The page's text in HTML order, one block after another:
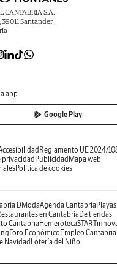
S.A.
Santander ,
app
Google Play
Reglamento UE 2024/
privacidad Publicidad Mapa web
Política de cookies
DModaAgenda Cantabria Playas
en Cantabria De tiendas
CantabriaHemeroteca
Foro Económico Empleo Cantabria
Navidad Lotería del Niño